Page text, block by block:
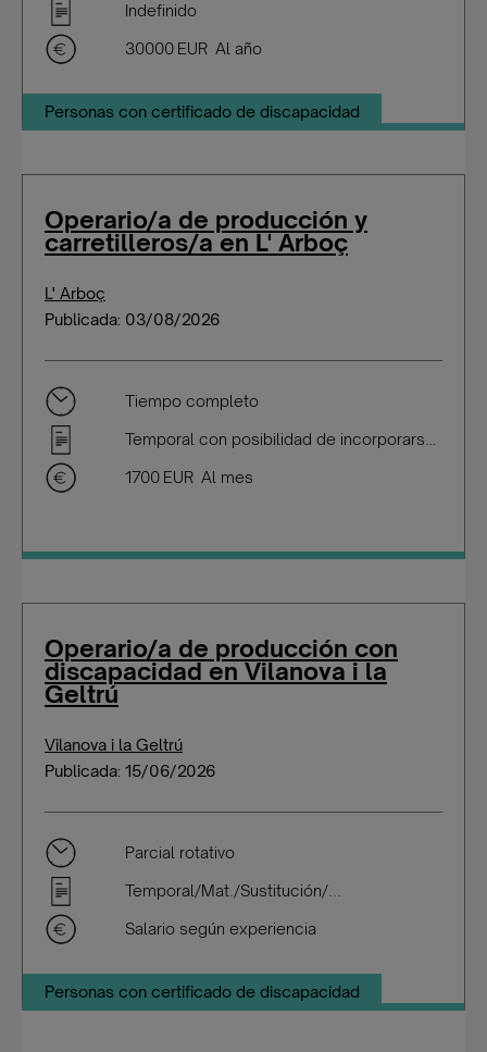
Indefinido
30000 EUR Al año
Personas con certificado de discapacidad
Operario/a de producción y
carretilleros/a en L' Arboç
L' Arboç
Publicada: 03/08/2026
Tiempo completo
1700 EUR Al mes
Operario/a de producción con
discapacidad en Vilanova i la
Geltrú
Vilanova i la Geltrú
Publicada: 15/06/2026
Parcial rotativo
Temporal/Mat./Sustitución/...
Salario según experiencia
Personas con certificado de discapacidad